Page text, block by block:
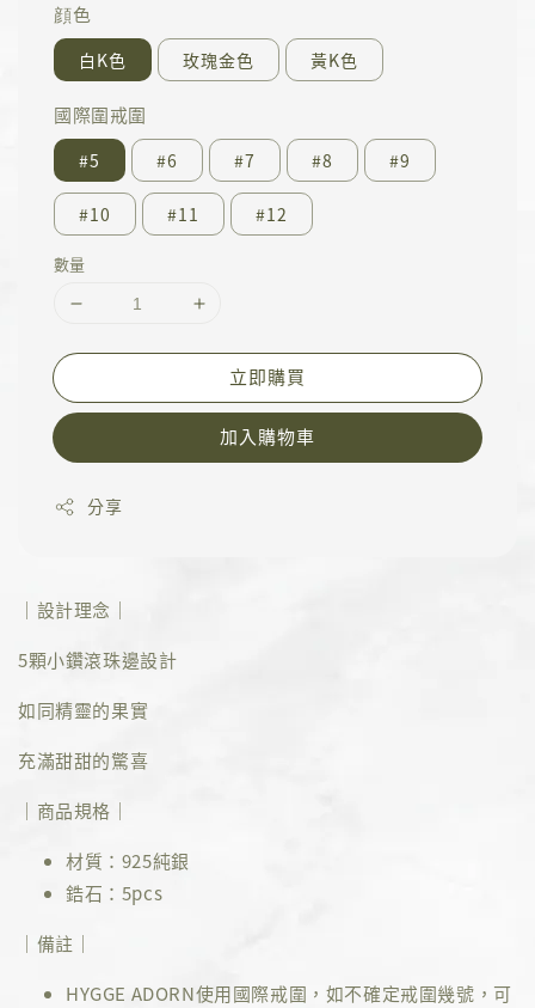
顔色
白K色 玫瑰金色 黃K色
國際圍戒圍
#5 #6 #7 #8 #9
#10 #11 #12
數量
立即購買
加入購物車
分享
｜設計理念｜
5顆小鑽滾珠邊設計
如同精靈的果實
充滿甜甜的驚喜
｜商品規格｜
材質：925純銀
鋯石：5pcs
｜備註｜
HYGGE ADORN使用國際戒圍，如不確定戒圍幾號，可